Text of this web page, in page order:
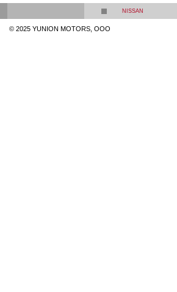
NISSAN
© 2025 YUNION MOTORS, OOO